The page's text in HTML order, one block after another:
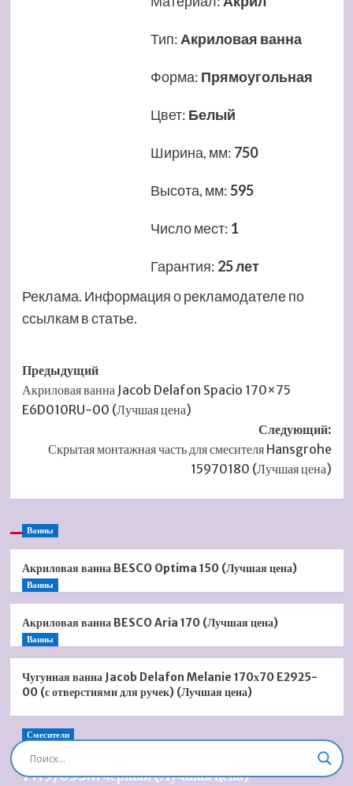
Тип: Акриловая ванна
Форма: Прямоугольная
Цвет: Белый
Ширина, мм: 750
Высота, мм:595
Число мест: 1
Гарантия: 25 лет
Реклама. Информация о рекламодателе по
ссылкам в статье.
Навигация
записи
Предыдущий
Акриловая ванна Jacob Delafon Spacio 170×75
E6D010RU-00 (Лучшая цена)
Следующий:
Скрытая монтажная часть для смесителя Hansgrohe
15970180 (Лучшая цена)
Ванны
Акриловая ванна BESCO Optima 150 (Лучшая цена)
Ванны
Акриловая ванна BESCO Aria 170 (Лучшая цена)
Ванны
Чугунная ванна Jacob Delafon Melanie 170х70 E2925-
00 (с отверстиями для ручек) (Лучшая цена)
Смесители
Душевая система встроенная Timo Briana SX-
7119/03SM черный (Лучшая цена)